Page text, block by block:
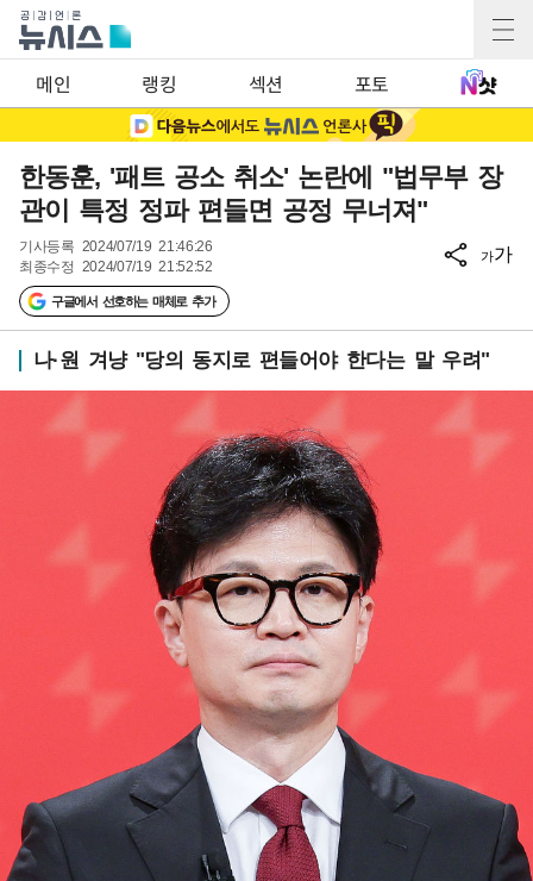
메인 랭킹 섹션 포토
한동훈, '패트 공소 취소' 논란에 "법무부 장
관이 특정 정파 편들면 공정 무너져"
기사등록 2024/07/19 21:46:26
최종수정 2024/07/19 21:52:52
구글에서 선호하는 매체로 추가
가가
나·원 겨냥 "당의 동지로 편들어야 한다는 말 우려"